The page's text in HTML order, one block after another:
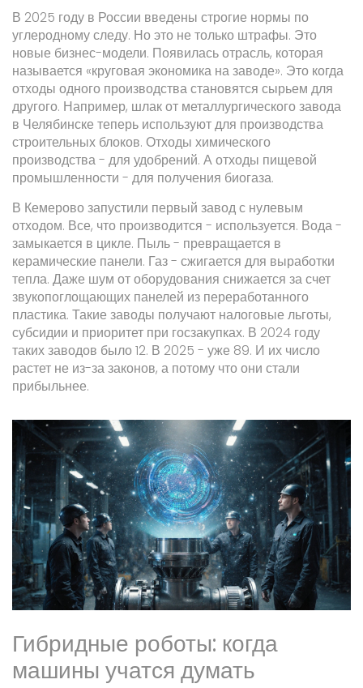
В 2025 году в России введены строгие нормы по
углеродному следу. Но это не только штрафы. Это
новые бизнес-модели. Появилась отрасль, которая
называется «круговая экономика на заводе». Это когда
отходы одного производства становятся сырьем для
другого. Например, шлак от металлургического завода
в Челябинске теперь используют для производства
строительных блоков. Отходы химического
производства - для удобрений. А отходы пищевой
промышленности - для получения биогаза.
В Кемерово запустили первый завод с нулевым
отходом. Все, что производится - используется. Вода -
замыкается в цикле. Пыль - превращается в
керамические панели. Газ - сжигается для выработки
тепла. Даже шум от оборудования снижается за счет
звукопоглощающих панелей из переработанного
пластика. Такие заводы получают налоговые льготы,
субсидии и приоритет при госзакупках. В 2024 году
таких заводов было 12. В 2025 - уже 89. И их число
растет не из-за законов, а потому что они стали
прибыльнее.
Гибридные роботы: когда
машины учатся думать